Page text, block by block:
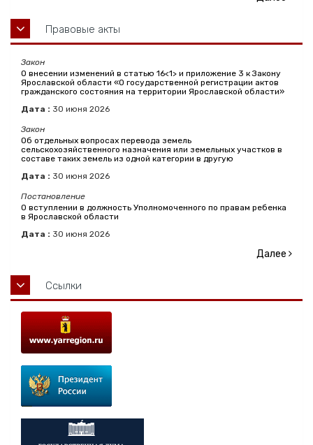
Правовые акты
Закон
О внесении изменений в статью 16<1> и приложение 3 к Закону
Ярославской области «О государственной регистрации актов
гражданского состояния на территории Ярославской области»
Дата : 30 июня 2026
Закон
Об отдельных вопросах перевода земель
сельскохозяйственного назначения или земельных участков в
составе таких земель из одной категории в другую
Дата : 30 июня 2026
Постановление
О вступлении в должность Уполномоченного по правам ребенка
в Ярославской области
Дата : 30 июня 2026
Далее
Ссылки